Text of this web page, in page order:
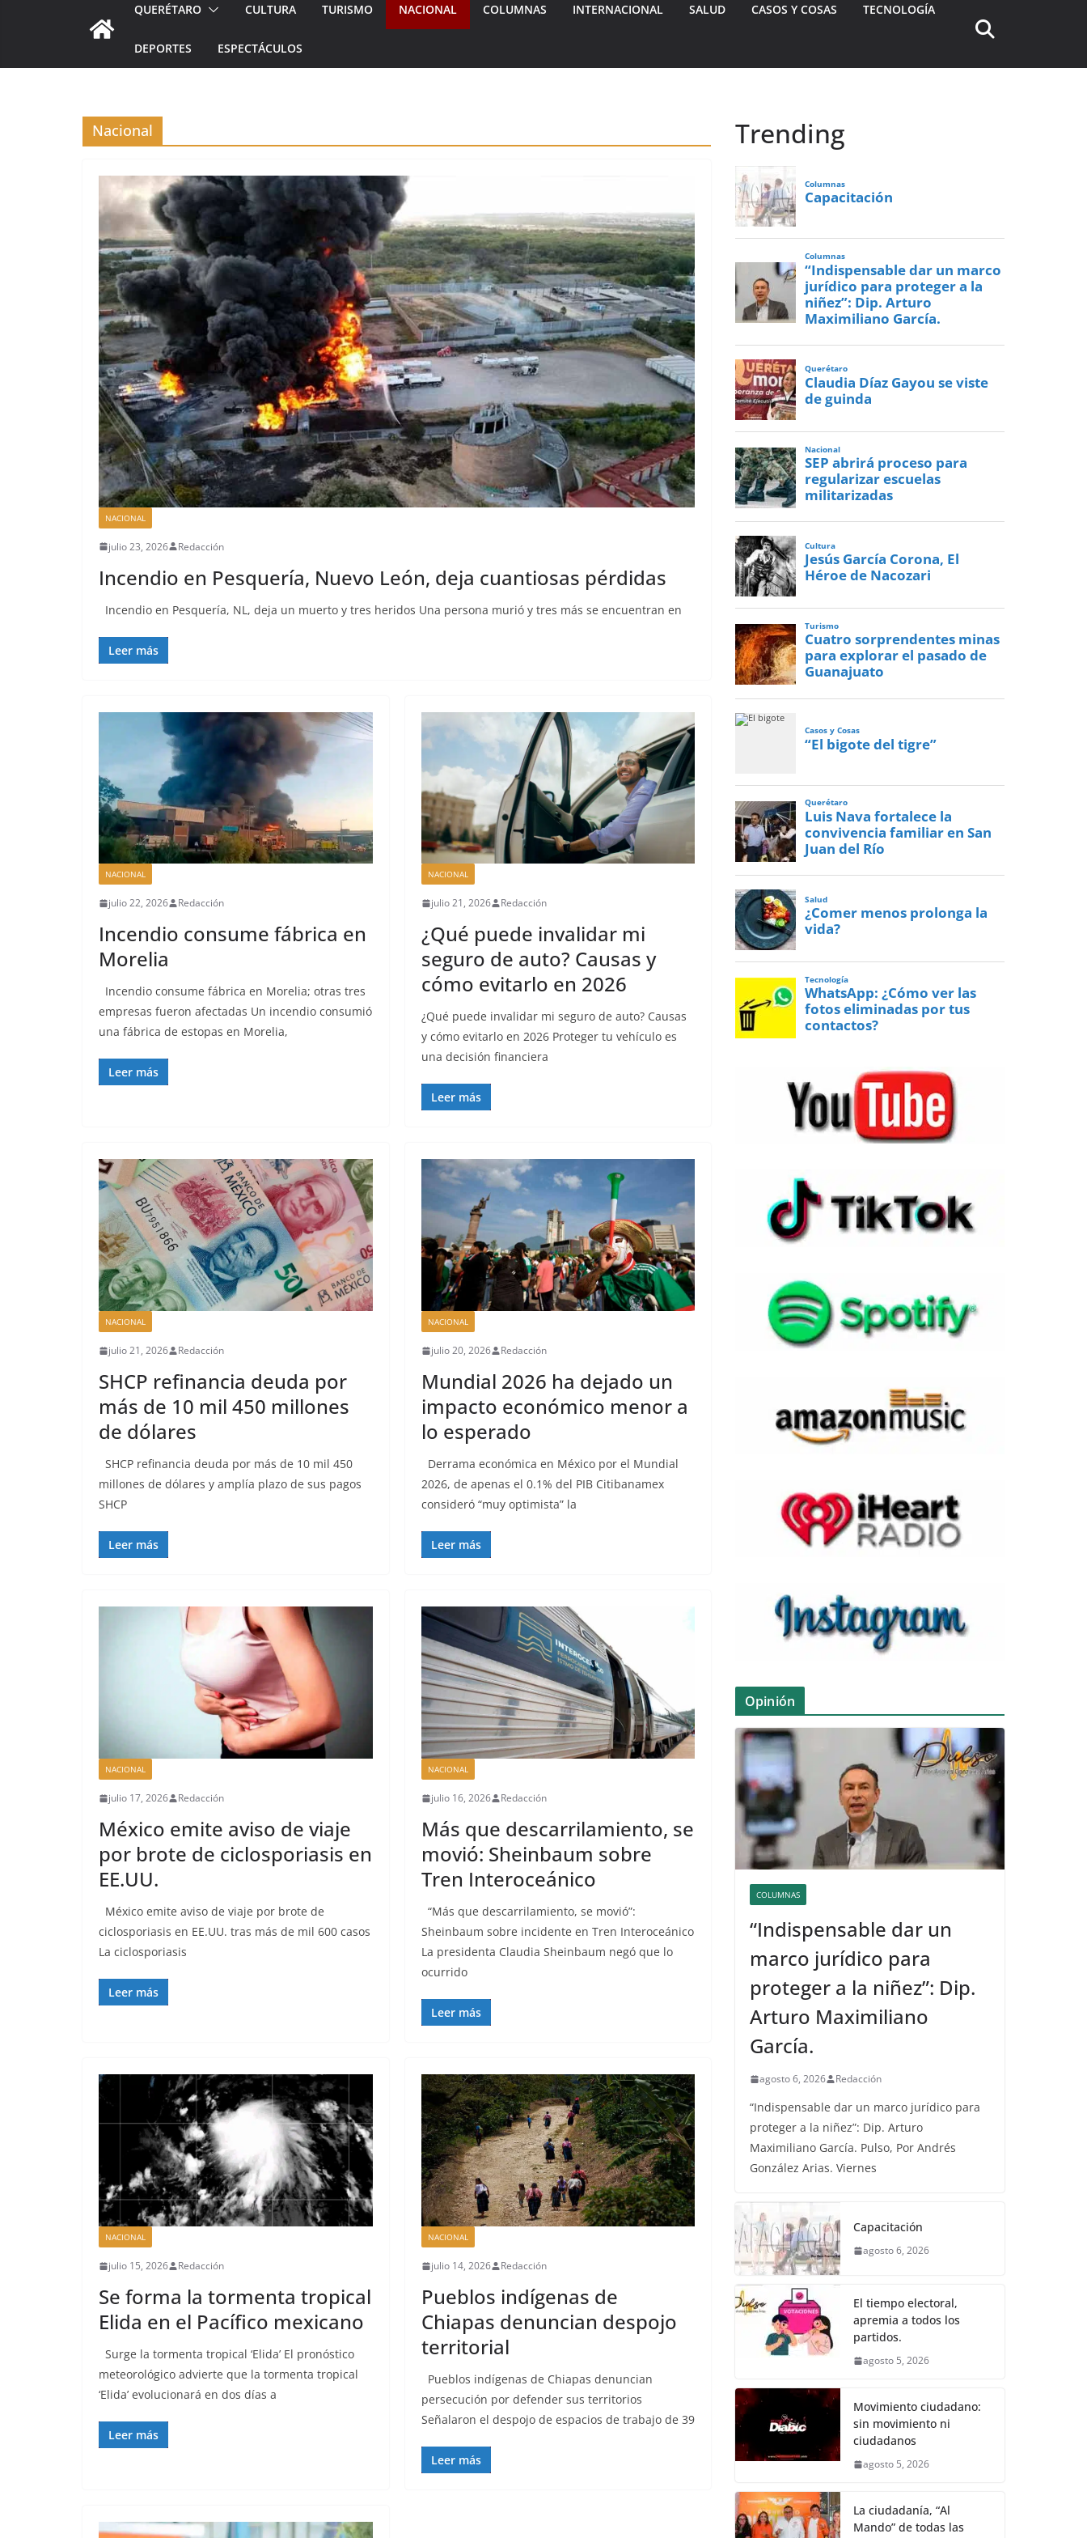
QUERÉTARO CULTURA TURISMO NACIONAL COLUMNAS INTERNACIONAL SALUD CASOS Y COSAS TECNOLOGÍA
DEPORTES ESPECTÁCULOS
Nacional
NACIONAL
julio 23, 2026 Redacción
Incendio en Pesquería, Nuevo León, deja cuantiosas pérdidas
Incendio en Pesquería, NL, deja un muerto y tres heridos Una persona murió y tres más se encuentran en
Leer más
NACIONAL
julio 22, 2026 Redacción
Incendio consume fábrica en
Morelia
Incendio consume fábrica en Morelia; otras tres
empresas fueron afectadas Un incendio consumió
una fábrica de estopas en Morelia,
Leer más
NACIONAL
julio 21, 2026 Redacción
¿Qué puede invalidar mi
seguro de auto? Causas y
cómo evitarlo en 2026
¿Qué puede invalidar mi seguro de auto? Causas
y cómo evitarlo en 2026 Proteger tu vehículo es
una decisión financiera
Leer más
NACIONAL
julio 21, 2026 Redacción
SHCP refinancia deuda por
más de 10 mil 450 millones
de dólares
SHCP refinancia deuda por más de 10 mil 450
millones de dólares y amplía plazo de sus pagos
SHCP
Leer más
NACIONAL
julio 20, 2026 Redacción
Mundial 2026 ha dejado un
impacto económico menor a
lo esperado
Derrama económica en México por el Mundial
2026, de apenas el 0.1% del PIB Citibanamex
consideró “muy optimista” la
Leer más
NACIONAL
julio 17, 2026 Redacción
México emite aviso de viaje
por brote de ciclosporiasis en
EE.UU.
México emite aviso de viaje por brote de
ciclosporiasis en EE.UU. tras más de mil 600 casos
La ciclosporiasis
Leer más
NACIONAL
julio 16, 2026 Redacción
Más que descarrilamiento, se
movió: Sheinbaum sobre
Tren Interoceánico
“Más que descarrilamiento, se movió”:
Sheinbaum sobre incidente en Tren Interoceánico
La presidenta Claudia Sheinbaum negó que lo
ocurrido
Leer más
NACIONAL
julio 15, 2026 Redacción
Se forma la tormenta tropical
Elida en el Pacífico mexicano
Surge la tormenta tropical ‘Elida’ El pronóstico
meteorológico advierte que la tormenta tropical
‘Elida’ evolucionará en dos días a
Leer más
NACIONAL
julio 14, 2026 Redacción
Pueblos indígenas de
Chiapas denuncian despojo
territorial
Pueblos indígenas de Chiapas denuncian
persecución por defender sus territorios
Señalaron el despojo de espacios de trabajo de 39
Leer más
Trending
Opinión
COLUMNAS
“Indispensable dar un
marco jurídico para
proteger a la niñez”: Dip.
Arturo Maximiliano
García.
agosto 6, 2026 Redacción
“Indispensable dar un marco jurídico para
proteger a la niñez”: Dip. Arturo
Maximiliano García. Pulso, Por Andrés
González Arias. Viernes
Capacitación
agosto 6, 2026
El tiempo electoral,
apremia a todos los
partidos.
agosto 5, 2026
Movimiento ciudadano:
sin movimiento ni
ciudadanos
agosto 5, 2026
La ciudadanía, “Al
Mando” de todas las